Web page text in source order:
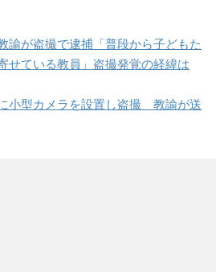
諭が盗撮で逮捕「普段から子どもた
せている教員」盗撮発覚の経緯は
小型カメラを設置し盗撮 教諭が送